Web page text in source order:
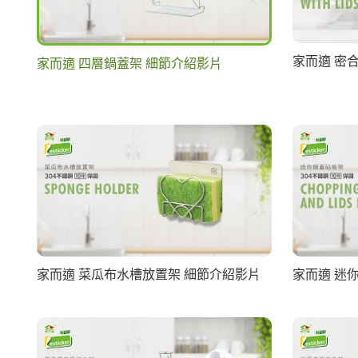
家而適 四層鍋蓋架 細節介紹影片 家而適 密
家而適 菜瓜布水槽放置架 細節介紹影片 家而適 迷